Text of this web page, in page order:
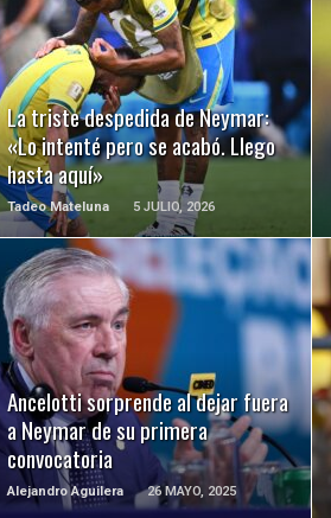
La triste despedida de Neymar:
«Lo intenté pero se acabó. Llego
hasta aquí»
Tadeo Mateluna 5 JULIO, 2026
LEER MÁS
Ancelotti sorprende al dejar fuera
a Neymar de su primera
convocatoria
Alejandro Aguilera 26 MAYO, 2025
LEER MÁS